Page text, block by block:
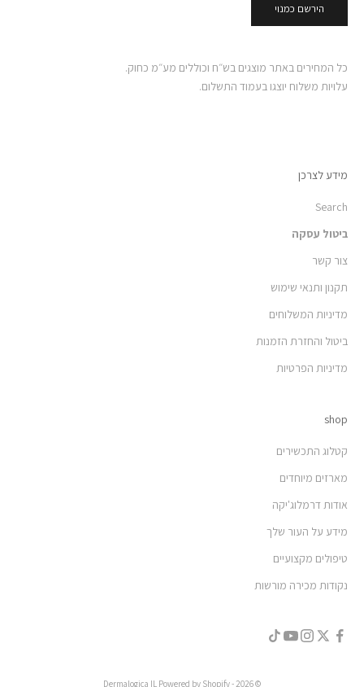
הירשם כמנוי
כל המחירים באתר מוצגים בש״ח וכוללים מע״מ כחוק.
עלויות משלוח יוצגו בעמוד התשלום.
מידע לצרכן
Search
ביטול עסקה
צור קשר
תקנון ותנאי שימוש
מדיניות המשלוחים
ביטול והחזרת הזמנות
מדיניות הפרטיות
shop
קטלוג התכשירים
מארזים מיוחדים
אודות דרמלוג'יקה
מידע על העור שלך
טיפולים מקצועיים
נקודות מכירה מורשות
© 2026 - Dermalogica IL Powered by Shopify